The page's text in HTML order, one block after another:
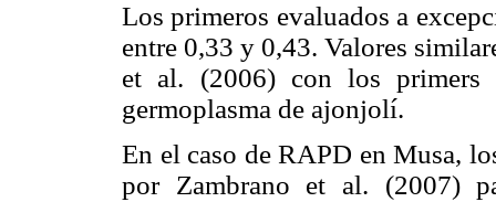
Los primeros evaluados a
entre 0,33 y 0,43. Valores
et al. (2006) con los primers
germoplasma de ajonjolí.
En el caso de RAPD en Musa,
por Zambrano et al. (2007)